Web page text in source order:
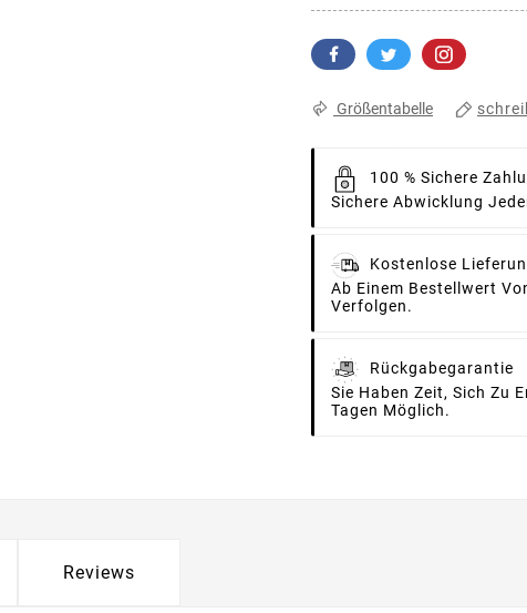
Größentabelle
100 % Sichere
Sichere Abwicklung
Kostenlose
Ab Einem Bestellwert
Verfolgen.
Rückgabegarantie
Sie Haben Zeit, Sich Zu
Tagen Möglich.
Reviews